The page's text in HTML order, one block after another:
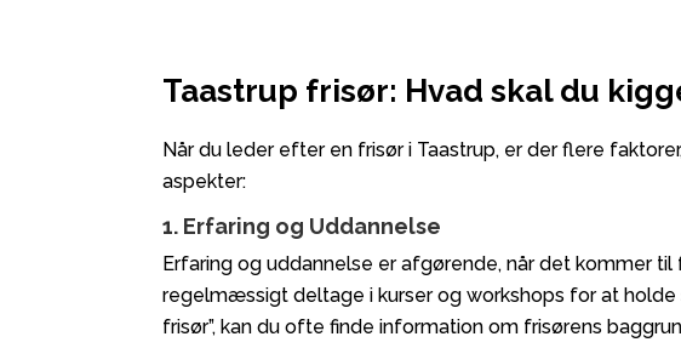
Taastrup frisør: Hvad skal du
Når du leder efter en frisør i Taastrup, er der flere
aspekter:
1. Erfaring og Uddannelse
Erfaring og uddannelse er afgørende, når det kommer
regelmæssigt deltage i kurser og workshops for at
frisør”, kan du ofte finde information om frisørens